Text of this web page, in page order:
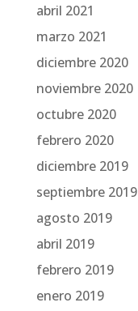
abril 2021
marzo 2021
diciembre 2020
noviembre 2020
octubre 2020
febrero 2020
diciembre 2019
septiembre 2019
agosto 2019
abril 2019
febrero 2019
enero 2019